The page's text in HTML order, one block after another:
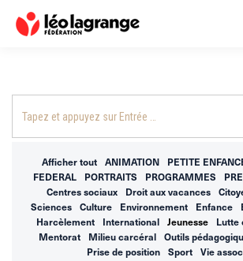
Afficher tout ANIMATION PETITE
FEDERAL
PORTRAITS PROGRAMMES
Centres sociaux
Droit aux vacances
Sciences
Culture Environnement Enfance
Harcèlement
International Jeunesse
Lutte
Mentorat
Milieu carcéral Outils
Prise de position
Sport Vie